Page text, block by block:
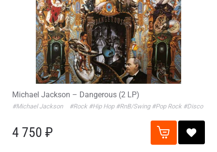
Michael Jackson – Dangerous (2 LP)
#Michael Jackson #Rock #Hip Hop #RnB/Swing #Pop Rock #Disco
4 750 ₽